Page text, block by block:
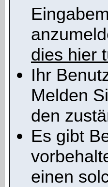
dies hier
Ihr
Melden
den
Es gibt
einen